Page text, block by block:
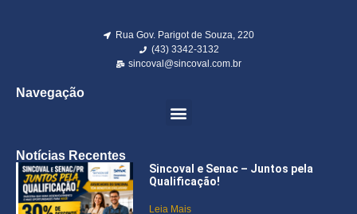
Rua Gov. Parigot de Souza, 220
(43) 3342-3132
sincoval@sincoval.com.br
Navegação
Notícias Recentes
Sincoval e Senac – Juntos pela
Qualificação!
Leia Mais